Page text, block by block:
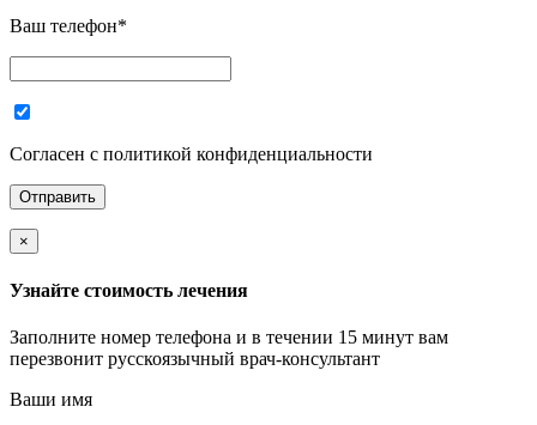
Ваш телефон*
Согласен с политикой конфиденциальности
×
Узнайте стоимость лечения
Заполните номер телефона и в течении 15 минут вам
перезвонит русскоязычный врач-консультант
Ваши имя